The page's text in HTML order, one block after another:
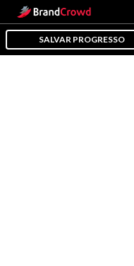
SALVAR PROGRESSO